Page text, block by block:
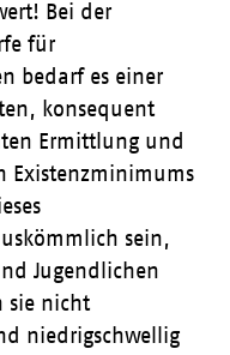
Bei der
für
bedarf es einer
konsequent
Ermittlung und
Existenzminimums
sein,
Jugendlichen
sie nicht
niedrigschwellig